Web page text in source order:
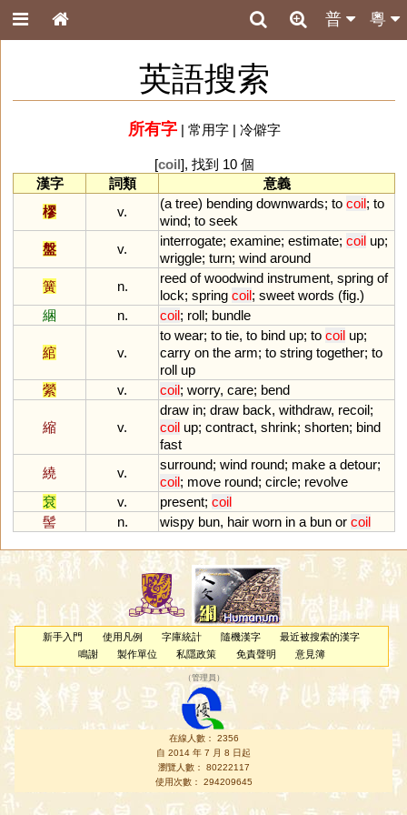
粵
普
英語搜索
所有字| 常用字| 冷僻字
[coil], 找到 10 個
漢字
詞類
意義
樛
v.
(a tree) bending downwards; to coil; to
wind; to seek
盤
v.
interrogate; examine; estimate; coil up;
wriggle; turn; wind around
簧
n.
reed of woodwind instrument, spring of
lock; spring coil; sweet words (fig.)
綑
n. coil; roll; bundle
綰 v.
to wear; to tie, to bind up; to coil up;
carry on the arm; to string together; to
roll up
縈
v. coil; worry, care; bend
縮 v.
draw in; draw back, withdraw, recoil;
coil up; contract, shrink; shorten; bind
fast
繞
v.
surround; wind round; make a detour;
coil; move round; circle; revolve
袞
v. present; coil
髻
n. wispy bun, hair worn in a bun or coil
新手入門 使用凡例 字庫統計 隨機漢字
最近被搜索的漢字
鳴謝
製作單位 私隱政策 免責聲明 意見簿
（管理員 ）
在線人數： 2356
自 2014 年 7 月 8 日起
瀏覽人數： 80222117
使用次數： 294209645